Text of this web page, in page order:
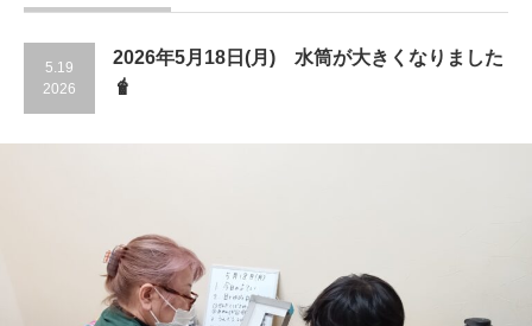
5.19
2026
2026年5月18日(月) 水筒が大きくなりました
🧋